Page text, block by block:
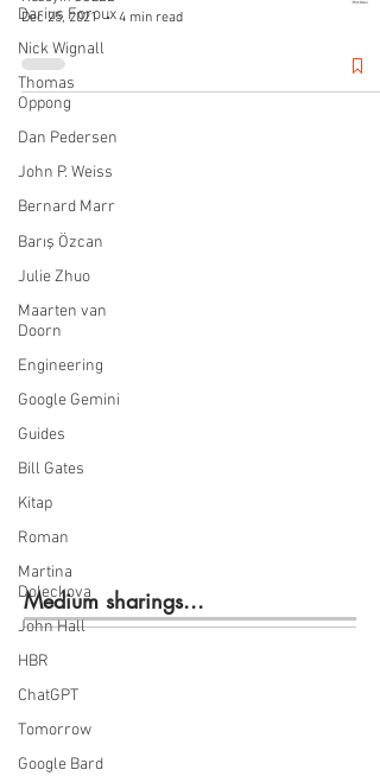
Darius Foroux
Nick Wignall
Thomas
Oppong
Dan Pedersen
John P. Weiss
Bernard Marr
Barış Özcan
Julie Zhuo
Maarten van
Doorn
Engineering
Google Gemini
Guides
Bill Gates
Kitap
Roman
Martina
Doleckova
John Hall
HBR
ChatGPT
Tomorrow
Google Bard
Dec 25, 2021
4 min read
Medium sharings...